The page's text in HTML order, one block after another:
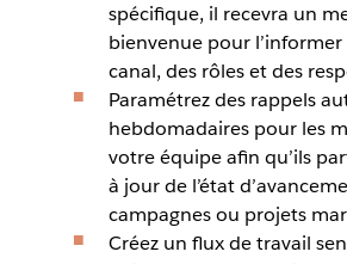
spécifique, il recevra un
bienvenue pour l’informer
canal, des rôles et des
Paramétrez des rappels
hebdomadaires pour les
votre équipe afin qu’ils
à jour de l’état
campagnes ou projets
Créez un flux de travail